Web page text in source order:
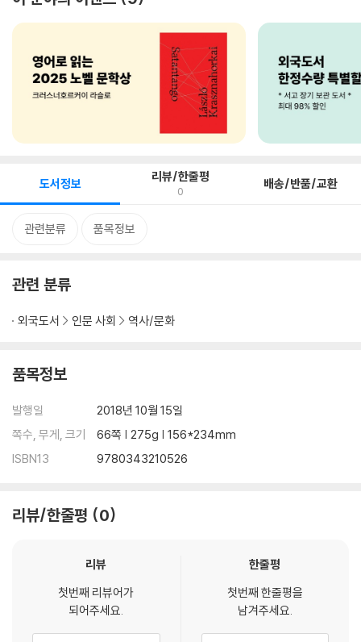
도서정보 리뷰/한줄평
0 배송/반품/교환
관련분류 품목정보
관련 분류
외국도서 인문 사회 역사/문화
품목정보
발행일
2018년 10월 15일
쪽수, 무게, 크기
66쪽 | 275g | 156*234mm
ISBN13
9780343210526
리뷰/한줄평 0
리뷰
첫번째 리뷰어가
되어주세요.
한줄평
첫번째 한줄평을
남겨주세요.